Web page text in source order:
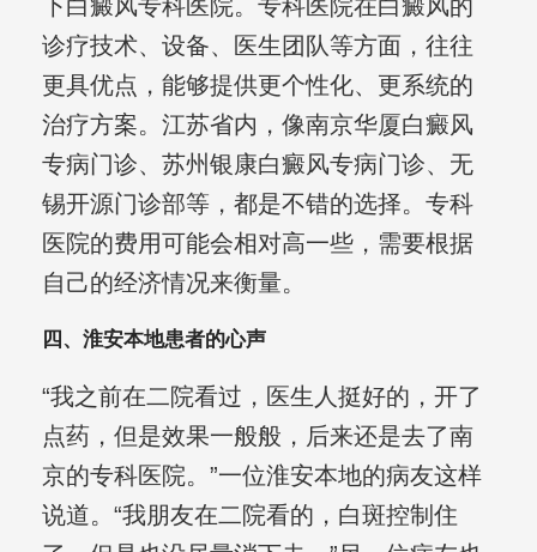
下白癜风专科医院。专科医院在白癜风的
诊疗技术、设备、医生团队等方面，往往
更具优点，能够提供更个性化、更系统的
治疗方案。江苏省内，像南京华厦白癜风
专病门诊、苏州银康白癜风专病门诊、无
锡开源门诊部等，都是不错的选择。专科
医院的费用可能会相对高一些，需要根据
自己的经济情况来衡量。
四、淮安本地患者的心声
“我之前在二院看过，医生人挺好的，开了
点药，但是效果一般般，后来还是去了南
京的专科医院。”一位淮安本地的病友这样
说道。“我朋友在二院看的，白斑控制住